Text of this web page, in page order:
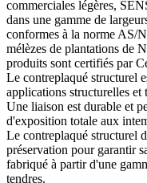
commerciales légères,
dans une gamme de
conformes à la norme AS/
mélèzes de plantations de
produits sont certifiés par
Le contreplaqué structurel
applications structurelles et
Une liaison est durable et
d'exposition totale aux
Le contreplaqué structurel
préservation pour garantir
fabriqué à partir d'une
tendres.